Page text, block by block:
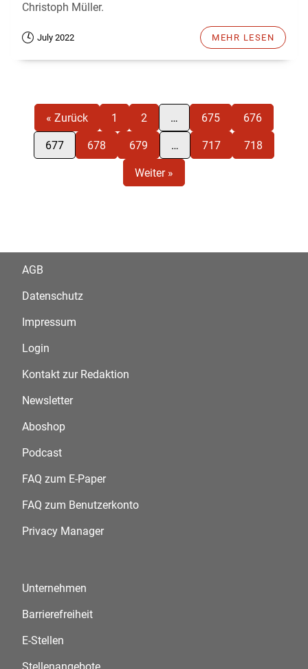
Christoph Müller.
July 2022 MEHR LESEN
« Zurück 1 2 … 675 676
677 678 679 … 717 718
Weiter »
AGB
Datenschutz
Impressum
Login
Kontakt zur Redaktion
Newsletter
Aboshop
Podcast
FAQ zum E-Paper
FAQ zum Benutzerkonto
Privacy Manager
Unternehmen
Barrierefreiheit
E-Stellen